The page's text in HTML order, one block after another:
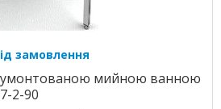
замовлення
умонтованою мийною ванною
2-90